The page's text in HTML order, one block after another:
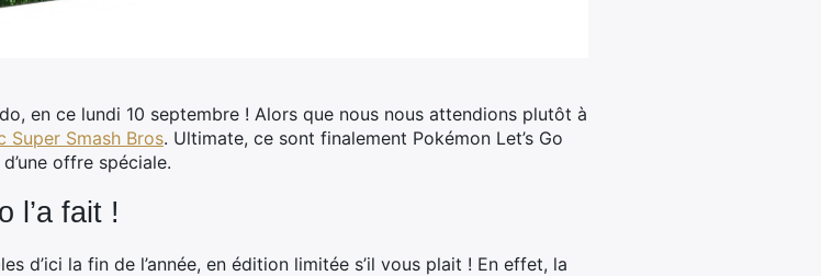
en ce lundi 10 septembre ! Alors que nous nous attendions plutôt à
Super Smash Bros. Ultimate, ce sont finalement Pokémon Let’s Go
offre spéciale.
l’a fait !
d’ici la fin de l’année, en édition limitée s’il vous plait ! En effet, la